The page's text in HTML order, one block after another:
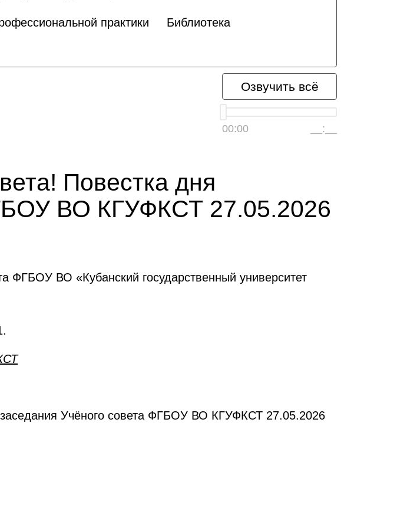
практики Библиотека
Озвучить всё
00:00 __:__
Повестка дня
ВО КГУФКСТ 27.05.2026
ФГБОУ ВО «Кубанский государственный университет
Учёного совета ФГБОУ ВО КГУФКСТ 27.05.2026